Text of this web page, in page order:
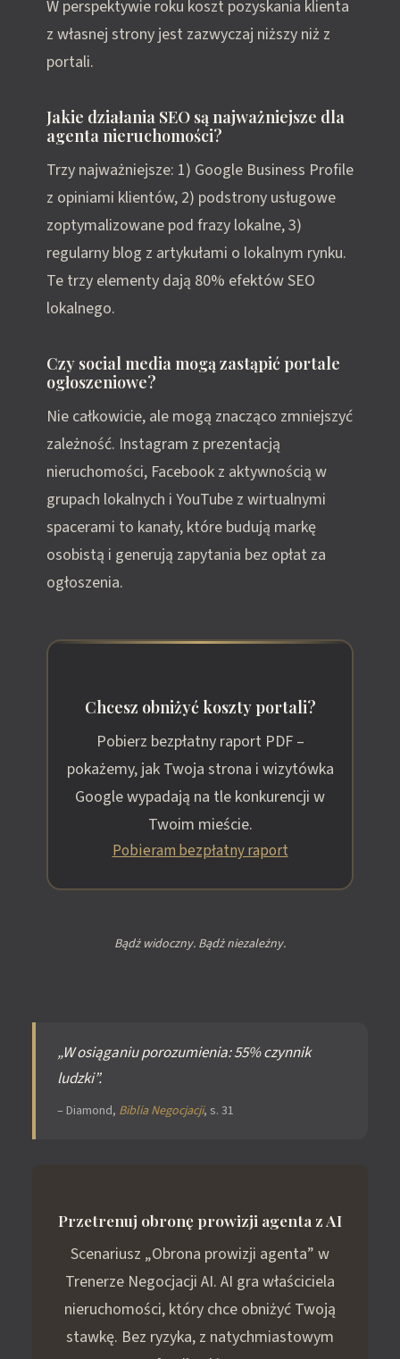
W perspektywie roku koszt pozyskania klienta
z własnej strony jest zazwyczaj niższy niż z
portali.
Jakie działania SEO są najważniejsze dla
agenta nieruchomości?
Trzy najważniejsze: 1) Google Business Profile
z opiniami klientów, 2) podstrony usługowe
zoptymalizowane pod frazy lokalne, 3)
regularny blog z artykułami o lokalnym rynku.
Te trzy elementy dają 80% efektów SEO
lokalnego.
Czy social media mogą zastąpić portale
ogłoszeniowe?
Nie całkowicie, ale mogą znacząco zmniejszyć
zależność. Instagram z prezentacją
nieruchomości, Facebook z aktywnością w
grupach lokalnych i YouTube z wirtualnymi
spacerami to kanały, które budują markę
osobistą i generują zapytania bez opłat za
ogłoszenia.
Chcesz obniżyć koszty portali?
Pobierz bezpłatny raport PDF –
pokażemy, jak Twoja strona i wizytówka
Google wypadają na tle konkurencji w
Twoim mieście.
Pobieram bezpłatny raport
Bądż widoczny. Bądż niezależny.
„W osiąganiu porozumienia: 55% czynnik
ludzki”.
– Diamond, Biblia Negocjacji, s. 31
Przetrenuj obronę prowizji agenta z AI
Scenariusz „Obrona prowizji agenta” w
Trenerze Negocjacji AI. AI gra właściciela
nieruchomości, który chce obniżyć Twoją
stawkę. Bez ryzyka, z natychmiastowym